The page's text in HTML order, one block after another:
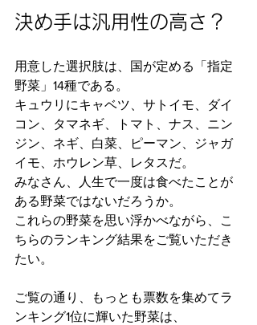
決め手は汎用性の高さ？
用意した選択肢は、国が定める「指定
野菜」14種である。
キュウリにキャベツ、サトイモ、ダイ
コン、タマネギ、トマト、ナス、ニン
ジン、ネギ、白菜、ピーマン、ジャガ
イモ、ホウレン草、レタスだ。
みなさん、人生で一度は食べたことが
ある野菜ではないだろうか。
これらの野菜を思い浮かべながら、こ
ちらのランキング結果をご覧いただき
たい。
ご覧の通り、もっとも票数を集めてラ
ンキング1位に輝いた野菜は、